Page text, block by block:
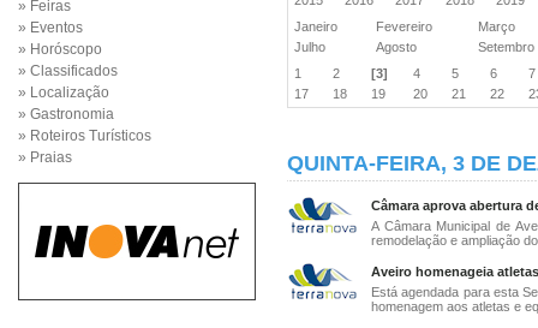
» Feiras
» Eventos
» Horóscopo
» Classificados
» Localização
» Gastronomia
» Roteiros Turísticos
» Praias
Janeiro
Fevereiro
Março
Julho
Agosto
1
2 [3] 4 5 6
17
18 19 20 21 22
QUINTA-FEIRA, 3 DE
Câmara aprova abertura
A Câmara Municipal de
remodelação e ampliação
Aveiro homenageia
Está agendada para esta
homenagem aos atletas e